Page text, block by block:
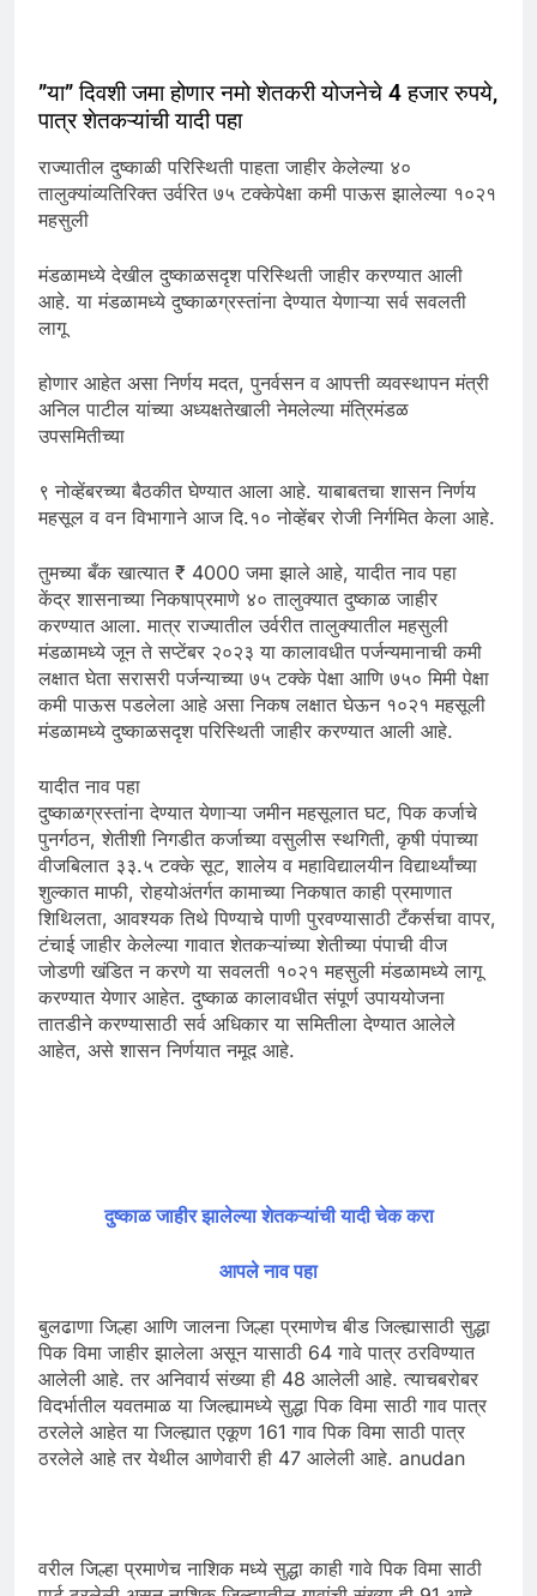
”या” दिवशी जमा होणार नमो शेतकरी योजनेचे 4 हजार रुपये,
पात्र शेतकऱ्यांची यादी पहा
राज्यातील दुष्काळी परिस्थिती पाहता जाहीर केलेल्या ४०
तालुक्यांव्यतिरिक्त उर्वरित ७५ टक्केपेक्षा कमी पाऊस झालेल्या १०२१
महसुली
मंडळामध्ये देखील दुष्काळसदृश परिस्थिती जाहीर करण्यात आली
आहे. या मंडळामध्ये दुष्काळग्रस्तांना देण्यात येणाऱ्या सर्व सवलती
लागू
होणार आहेत असा निर्णय मदत, पुनर्वसन व आपत्ती व्यवस्थापन मंत्री
अनिल पाटील यांच्या अध्यक्षतेखाली नेमलेल्या मंत्रिमंडळ
उपसमितीच्या
९ नोव्हेंबरच्या बैठकीत घेण्यात आला आहे. याबाबतचा शासन निर्णय
महसूल व वन विभागाने आज दि.१० नोव्हेंबर रोजी निर्गमित केला आहे.
तुमच्या बँक खात्यात ₹ 4000 जमा झाले आहे, यादीत नाव पहा
केंद्र शासनाच्या निकषाप्रमाणे ४० तालुक्यात दुष्काळ जाहीर
करण्यात आला. मात्र राज्यातील उर्वरीत तालुक्यातील महसुली
मंडळामध्ये जून ते सप्टेंबर २०२३ या कालावधीत पर्जन्यमानाची कमी
लक्षात घेता सरासरी पर्जन्याच्या ७५ टक्के पेक्षा आणि ७५० मिमी पेक्षा
कमी पाऊस पडलेला आहे असा निकष लक्षात घेऊन १०२१ महसूली
मंडळामध्ये दुष्काळसदृश परिस्थिती जाहीर करण्यात आली आहे.
यादीत नाव पहा
दुष्काळग्रस्तांना देण्यात येणाऱ्या जमीन महसूलात घट, पिक कर्जाचे
पुनर्गठन, शेतीशी निगडीत कर्जाच्या वसुलीस स्थगिती, कृषी पंपाच्या
वीजबिलात ३३.५ टक्के सूट, शालेय व महाविद्यालयीन विद्यार्थ्यांच्या
शुल्कात माफी, रोहयोअंतर्गत कामाच्या निकषात काही प्रमाणात
शिथिलता, आवश्यक तिथे पिण्याचे पाणी पुरवण्यासाठी टँकर्सचा वापर,
टंचाई जाहीर केलेल्या गावात शेतकऱ्यांच्या शेतीच्या पंपाची वीज
जोडणी खंडित न करणे या सवलती १०२१ महसुली मंडळामध्ये लागू
करण्यात येणार आहेत. दुष्काळ कालावधीत संपूर्ण उपाययोजना
तातडीने करण्यासाठी सर्व अधिकार या समितीला देण्यात आलेले
आहेत, असे शासन निर्णयात नमूद आहे.
दुष्काळ जाहीर झालेल्या शेतकऱ्यांची यादी चेक करा
आपले नाव पहा
बुलढाणा जिल्हा आणि जालना जिल्हा प्रमाणेच बीड जिल्ह्यासाठी सुद्धा
पिक विमा जाहीर झालेला असून यासाठी 64 गावे पात्र ठरविण्यात
आलेली आहे. तर अनिवार्य संख्या ही 48 आलेली आहे. त्याचबरोबर
विदर्भातील यवतमाळ या जिल्ह्यामध्ये सुद्धा पिक विमा साठी गाव पात्र
ठरलेले आहेत या जिल्ह्यात एकूण 161 गाव पिक विमा साठी पात्र
ठरलेले आहे तर येथील आणेवारी ही 47 आलेली आहे. anudan
वरील जिल्हा प्रमाणेच नाशिक मध्ये सुद्धा काही गावे पिक विमा साठी